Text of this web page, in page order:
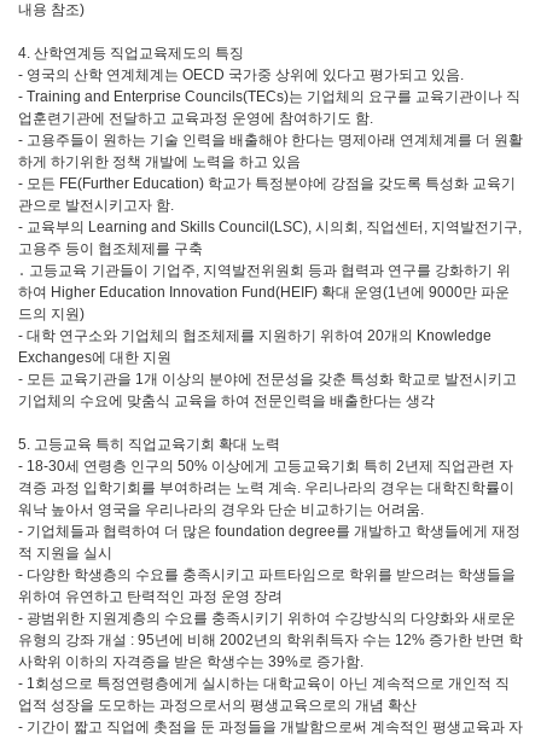
내용 참조)
4. 산학연계등 직업교육제도의 특징
- 영국의 산학 연계체계는 OECD 국가중 상위에 있다고 평가되고 있음.
- Training and Enterprise Councils(TECs)는 기업체의 요구를 교육기관이나 직
업훈련기관에 전달하고 교육과정 운영에 참여하기도 함.
- 고용주들이 원하는 기술 인력을 배출해야 한다는 명제아래 연계체계를 더 원활
하게 하기위한 정책 개발에 노력을 하고 있음
- 모든 FE(Further Education) 학교가 특정분야에 강점을 갖도록 특성화 교육기
관으로 발전시키고자 함.
- 교육부의 Learning and Skills Council(LSC), 시의회, 직업센터, 지역발전기구,
고용주 등이 협조체제를 구축
․ 고등교육 기관들이 기업주, 지역발전위원회 등과 협력과 연구를 강화하기 위
하여 Higher Education Innovation Fund(HEIF) 확대 운영(1년에 9000만 파운
드의 지원)
- 대학 연구소와 기업체의 협조체제를 지원하기 위하여 20개의 Knowledge
Exchanges에 대한 지원
- 모든 교육기관을 1개 이상의 분야에 전문성을 갖춘 특성화 학교로 발전시키고
기업체의 수요에 맞춤식 교육을 하여 전문인력을 배출한다는 생각
5. 고등교육 특히 직업교육기회 확대 노력
- 18-30세 연령층 인구의 50% 이상에게 고등교육기회 특히 2년제 직업관련 자
격증 과정 입학기회를 부여하려는 노력 계속. 우리나라의 경우는 대학진학률이
워낙 높아서 영국을 우리나라의 경우와 단순 비교하기는 어려움.
- 기업체들과 협력하여 더 많은 foundation degree를 개발하고 학생들에게 재정
적 지원을 실시
- 다양한 학생층의 수요를 충족시키고 파트타임으로 학위를 받으려는 학생들을
위하여 유연하고 탄력적인 과정 운영 장려
- 광범위한 지원계층의 수요를 충족시키기 위하여 수강방식의 다양화와 새로운
유형의 강좌 개설 : 95년에 비해 2002년의 학위취득자 수는 12% 증가한 반면 학
사학위 이하의 자격증을 받은 학생수는 39%로 증가함.
- 1회성으로 특정연령층에게 실시하는 대학교육이 아닌 계속적으로 개인적 직
업적 성장을 도모하는 과정으로서의 평생교육으로의 개념 확산
- 기간이 짧고 직업에 촛점을 둔 과정들을 개발함으로써 계속적인 평생교육과 자